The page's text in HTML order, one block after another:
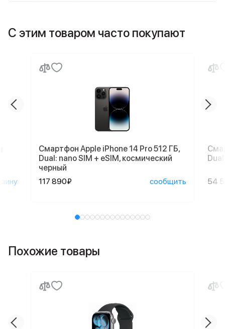
С этим товаром часто покупают
Смартфон Apple iPhone 14 Pro 512 ГБ,
Dual: nano SIM + eSIM, космический
черный
117 890₽
сообщить 54
Похожие товары